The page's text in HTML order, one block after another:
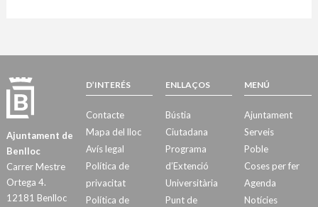
Ajuntament de
Benlloc
Carrer Mestre
Ortega 4.
12181 Benlloc
D’INTERÉS
Contacte
Mapa del lloc
Avís legal
Política de
privacitat
Política de
ENLLAÇOS
Bústia
Ciutadana
Programa
d’Extenció
Universitària
Punt de
MENÚ
Ajuntament
Serveis
Poble
Coses per fer
Agenda
Notícies